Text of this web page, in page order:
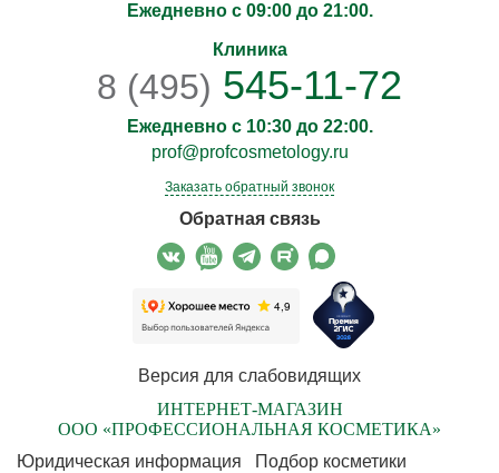
Ежедневно с 09:00 до 21:00.
Клиника
8 (495) 545-11-72
Ежедневно с 10:30 до 22:00.
prof@profcosmetology.ru
Заказать обратный звонок
Обратная связь
Версия для слабовидящих
ИНТЕРНЕТ-МАГАЗИН
ООО «ПРОФЕССИОНАЛЬНАЯ КОСМЕТИКА»
Юридическая информация
Подбор косметики